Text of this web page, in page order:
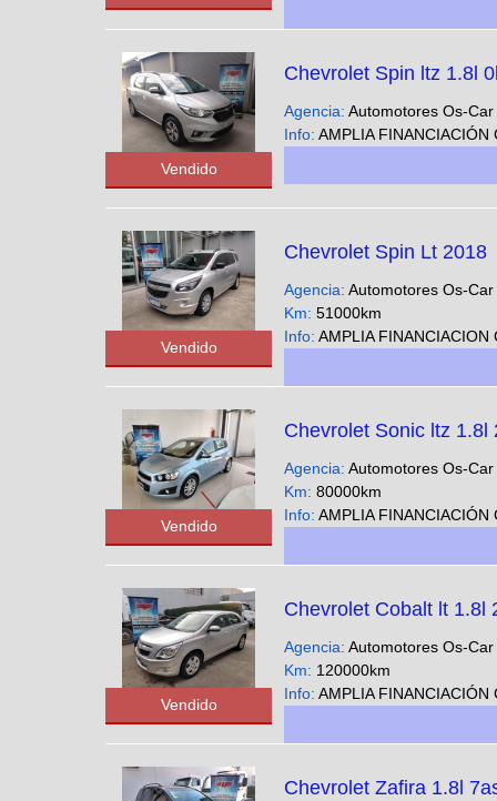
Vendido
Chevrolet Spin ltz 1.8l
Agencia: Automotores Os-Car
Info: AMPLIA FINANCIACIÓN CUOTAS FIJAS EN PESOS SOLO CON DNI - Podes ver nuestra
Vendido
Chevrolet Spin Lt 2018
Agencia: Automotores Os-Car
Km: 51000km
Info: AMPLIA FINANCIACION CUOTAS FIJAS EN PESOS SOLO CON DNI - Podes ver nuestra
Vendido
Chevrolet Sonic ltz 1.8l
Agencia: Automotores Os-Car
Km: 80000km
Info: AMPLIA FINANCIACIÓN CUOTAS FIJAS EN PESOS SOLO CON DNI - Podes ver nuestra
Vendido
Chevrolet Cobalt lt 1.8l
Agencia: Automotores Os-Car
Km: 120000km
Info: AMPLIA FINANCIACIÓN CUOTAS FIJAS EN PESOS SOLO CON DNI - Podes ver nuestra
Chevrolet Zafira 1.8l